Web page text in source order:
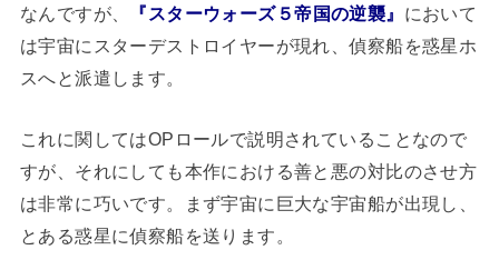
なんですが、
『スターウォーズ５帝国の逆襲』 において
は宇宙にスターデストロイヤーが現れ、偵察船を惑星ホ
スへと派遣します。
これに関してはOPロールで説明されていることなので
すが、それにしても本作における善と悪の対比のさせ方
は非常に巧いです。まず宇宙に巨大な宇宙船が出現し、
とある惑星に偵察船を送ります。